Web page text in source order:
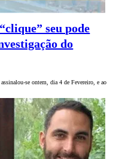
seu pode
do
se ontem, dia 4 de Fevereiro, e ao